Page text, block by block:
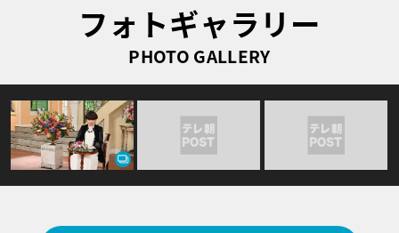
フォトギャラリー
PHOTO GALLERY